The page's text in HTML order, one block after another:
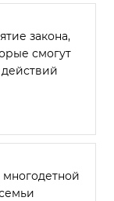
закона,
смогут
многодетной